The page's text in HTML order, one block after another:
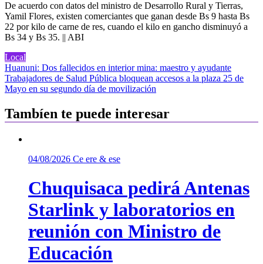
De acuerdo con datos del ministro de Desarrollo Rural y Tierras,
Yamil Flores, existen comerciantes que ganan desde Bs 9 hasta Bs
22 por kilo de carne de res, cuando el kilo en gancho disminuyó a
Bs 34 y Bs 35. || ABI
Local
Navegación
de
Huanuni: Dos fallecidos en interior mina: maestro y ayudante
Trabajadores de Salud Pública bloquean accesos a la plaza 25 de
Mayo en su segundo día de movilización
Tambíen te puede interesar
04/08/2026 Ce ere & ese
Chuquisaca pedirá Antenas
Starlink y laboratorios en
reunión con Ministro de
Educación